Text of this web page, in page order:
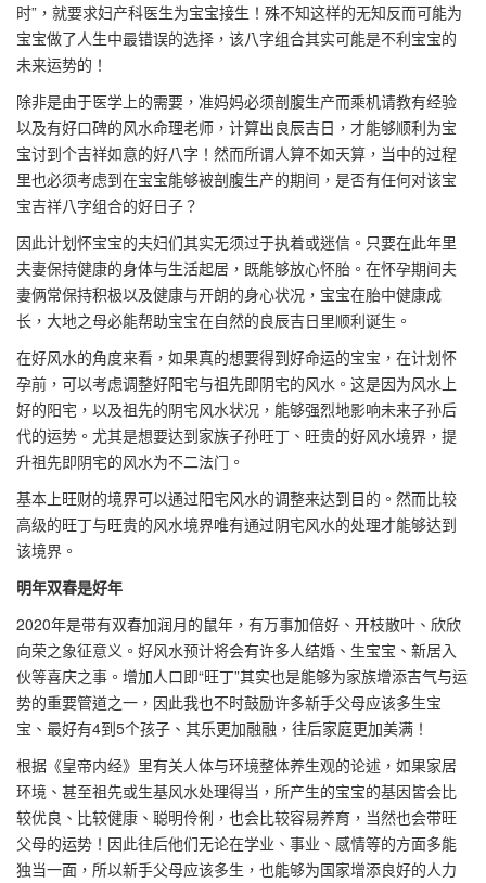
时”，就要求妇产科医生为宝宝接生！殊不知这样的无知反而可能为
宝宝做了人生中最错误的选择，该八字组合其实可能是不利宝宝的
未来运势的！
除非是由于医学上的需要，准妈妈必须剖腹生产而乘机请教有经验
以及有好口碑的风水命理老师，计算出良辰吉日，才能够顺利为宝
宝讨到个吉祥如意的好八字！然而所谓人算不如天算，当中的过程
里也必须考虑到在宝宝能够被剖腹生产的期间，是否有任何对该宝
宝吉祥八字组合的好日子？
因此计划怀宝宝的夫妇们其实无须过于执着或迷信。只要在此年里
夫妻保持健康的身体与生活起居，既能够放心怀胎。在怀孕期间夫
妻俩常保持积极以及健康与开朗的身心状况，宝宝在胎中健康成
长，大地之母必能帮助宝宝在自然的良辰吉日里顺利诞生。
在好风水的角度来看，如果真的想要得到好命运的宝宝，在计划怀
孕前，可以考虑调整好阳宅与祖先即阴宅的风水。这是因为风水上
好的阳宅，以及祖先的阴宅风水状况，能够强烈地影响未来子孙后
代的运势。尤其是想要达到家族子孙旺丁、旺贵的好风水境界，提
升祖先即阴宅的风水为不二法门。
基本上旺财的境界可以通过阳宅风水的调整来达到目的。然而比较
高级的旺丁与旺贵的风水境界唯有通过阴宅风水的处理才能够达到
该境界。
明年双春是好年
2020年是带有双春加润月的鼠年，有万事加倍好、开枝散叶、欣欣
向荣之象征意义。好风水预计将会有许多人结婚、生宝宝、新居入
伙等喜庆之事。增加人口即“旺丁”其实也是能够为家族增添吉气与运
势的重要管道之一，因此我也不时鼓励许多新手父母应该多生宝
宝、最好有4到5个孩子、其乐更加融融，往后家庭更加美满！
根据《皇帝内经》里有关人体与环境整体养生观的论述，如果家居
环境、甚至祖先或生基风水处理得当，所产生的宝宝的基因皆会比
较优良、比较健康、聪明伶俐，也会比较容易养育，当然也会带旺
父母的运势！因此往后他们无论在学业、事业、感情等的方面多能
独当一面，所以新手父母应该多生，也能够为国家增添良好的人力